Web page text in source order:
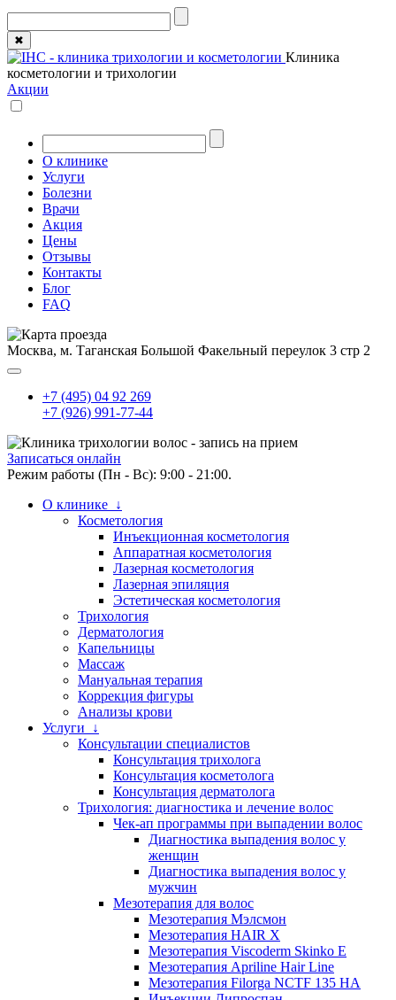
✖
Клиника
косметологии и трихологии
Акции
О клинике
Услуги
Болезни
Врачи
Акция
Цены
Отзывы
Контакты
Блог
FAQ
Москва, м. Таганская Большой Факельный переулок 3 стр 2
+7 (495) 04 92 269
+7 (926) 991-77-44
Записаться онлайн
Режим работы (Пн - Вс): 9:00 - 21:00.
О клинике ↓
Косметология
Инъекционная косметология
Аппаратная косметология
Лазерная косметология
Лазерная эпиляция
Эстетическая косметология
Трихология
Дерматология
Капельницы
Массаж
Мануальная терапия
Коррекция фигуры
Анализы крови
Услуги ↓
Консультации специалистов
Консультация трихолога
Консультация косметолога
Консультация дерматолога
Трихология: диагностика и лечение волос
Чек-ап программы при выпадении волос
Диагностика выпадения волос у
женщин
Диагностика выпадения волос у
мужчин
Мезотерапия для волос
Мезотерапия Мэлсмон
Мезотерапия HAIR X
Мезотерапия Viscoderm Skinko E
Мезотерапия Apriline Hair Line
Мезотерапия Filorga NCTF 135 HA